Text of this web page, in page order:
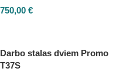
750,00 €
Darbo stalas dviem Promo
T37S